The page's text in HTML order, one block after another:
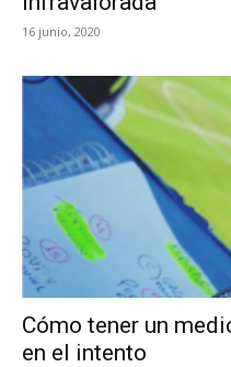
16 junio, 2020
Cómo tener un
en el intento